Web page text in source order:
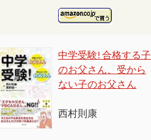
中学受験! 合格する子
のお父さん、受から
ない子のお父さん
西村則康